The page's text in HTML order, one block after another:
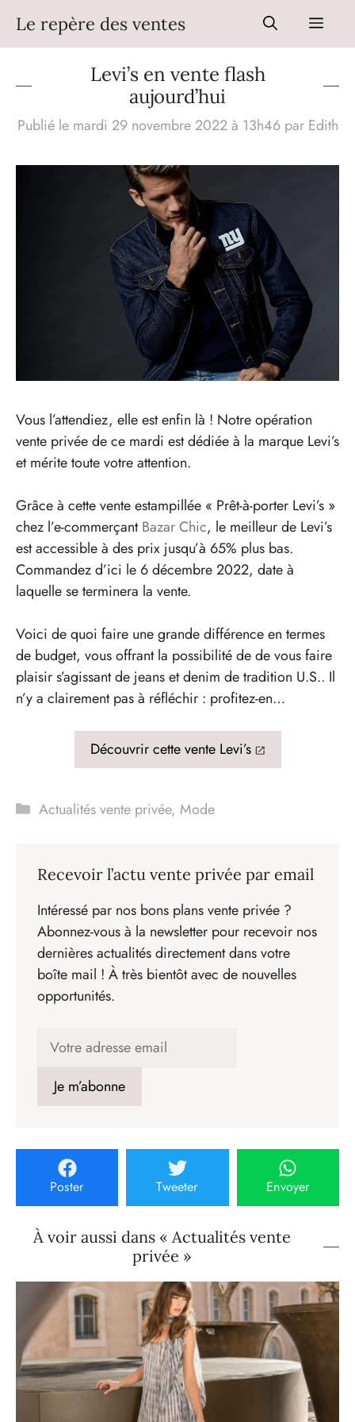
contenu
Le repère des ventes Menu
Levi’s en vente flash
aujourd’hui
Publié le mardi 29 novembre 2022 à 13h46 par Edith
Vous l’attendiez, elle est enfin là ! Notre opération
vente privée de ce mardi est dédiée à la marque Levi’s
et mérite toute votre attention.
Grâce à cette vente estampillée « Prêt-à-porter Levi’s »
chez l’e-commerçantBazar Chic, le meilleur de Levi’s
est accessible à des prix jusqu’à 65% plus bas.
Commandez d’ici le 6 décembre 2022, date à
laquelle se terminera la vente.
Voici de quoi faire une grande différence en termes
de budget, vous offrant la possibilité de de vous faire
plaisir s’agissant de jeans et denim de tradition U.S.. Il
n’y a clairement pas à réfléchir : profitez-en…
Découvrir cette vente Levi’s
Catégories
Actualités vente privée, Mode
Recevoir l’actu vente privée par email
Intéressé par nos bons plans vente privée ?
Abonnez-vous à la newsletter pour recevoir nos
dernières actualités directement dans votre
boîte mail ! À très bientôt avec de nouvelles
opportunités.
Poster Tweeter Envoyer
À voir aussi dans « Actualités vente
privée »